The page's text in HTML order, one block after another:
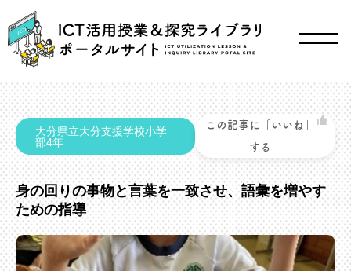
大分県立大分支援学校小学
部4年
この記事に「いいね」
する
身の回りの事物と言葉を一致させ、語彙を増やす
ための指導